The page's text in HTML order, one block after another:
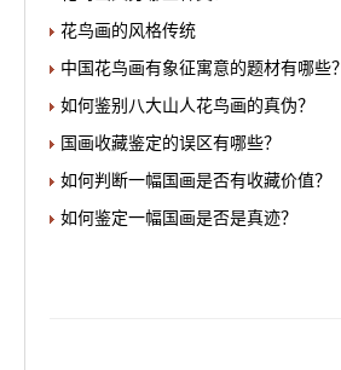
花鸟画的风格传统
中国花鸟画有象征寓意的题材有哪些？
如何鉴别八大山人花鸟画的真伪？
国画收藏鉴定的误区有哪些？
如何判断一幅国画是否有收藏价值？
如何鉴定一幅国画是否是真迹？